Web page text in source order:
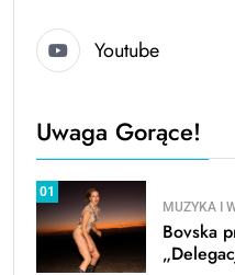
Youtube
Uwaga Gorące!
01
MUZYKA I
Bovska